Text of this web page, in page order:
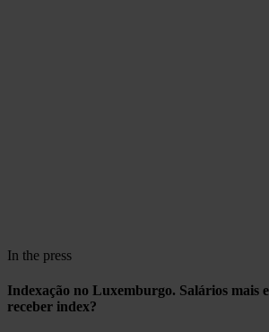
In the press
Indexação no Luxemburgo. Salários mais
receber index?